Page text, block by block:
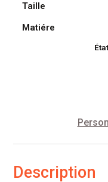
Maria
Taille
Matiére
Description